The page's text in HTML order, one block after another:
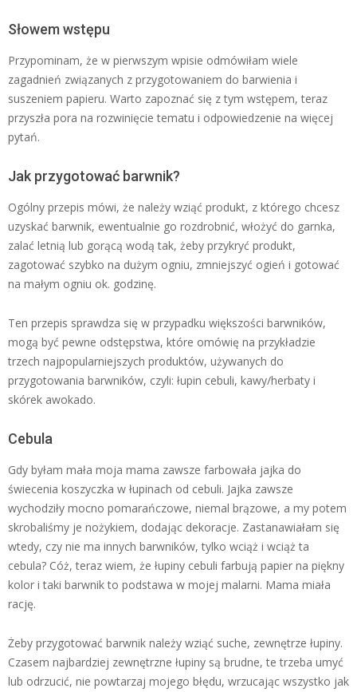
Słowem wstępu
Przypominam, że w pierwszym wpisie odmówiłam wiele
zagadnień związanych z przygotowaniem do barwienia i
suszeniem papieru. Warto zapoznać się z tym wstępem, teraz
przyszła pora na rozwinięcie tematu i odpowiedzenie na więcej
pytań.
Jak przygotować barwnik?
Ogólny przepis mówi, że należy wziąć produkt, z którego chcesz
uzyskać barwnik, ewentualnie go rozdrobnić, włożyć do garnka,
zalać letnią lub gorącą wodą tak, żeby przykryć produkt,
zagotować szybko na dużym ogniu, zmniejszyć ogień i gotować
na małym ogniu ok. godzinę.
Ten przepis sprawdza się w przypadku większości barwników,
mogą być pewne odstępstwa, które omówię na przykładzie
trzech najpopularniejszych produktów, używanych do
przygotowania barwników, czyli: łupin cebuli, kawy/herbaty i
skórek awokado.
Cebula
Gdy byłam mała moja mama zawsze farbowała jajka do
świecenia koszyczka w łupinach od cebuli. Jajka zawsze
wychodziły mocno pomarańczowe, niemal brązowe, a my potem
skrobaliśmy je nożykiem, dodając dekoracje. Zastanawiałam się
wtedy, czy nie ma innych barwników, tylko wciąż i wciąż ta
cebula? Cóż, teraz wiem, że łupiny cebuli farbują papier na piękny
kolor i taki barwnik to podstawa w mojej malarni. Mama miała
rację.
Żeby przygotować barwnik należy wziąć suche, zewnętrze łupiny.
Czasem najbardziej zewnętrzne łupiny są brudne, te trzeba umyć
lub odrzucić, nie powtarzaj mojego błędu, wrzucając wszystko jak